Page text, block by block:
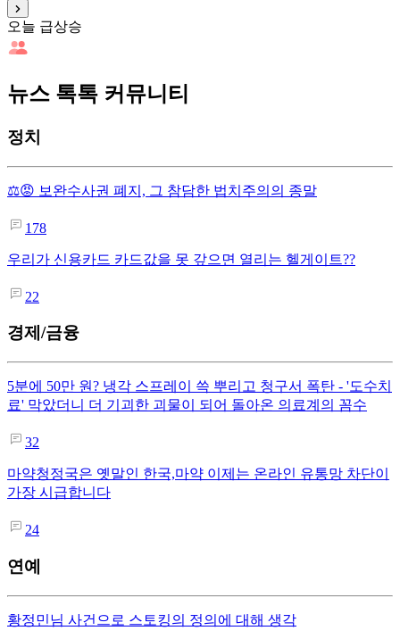
오늘 급상승
뉴스 톡톡 커뮤니티
정치
⚖️😡 보완수사권 폐지, 그 참담한 법치주의의 종말
178
우리가 신용카드 카드값을 못 갚으면 열리는 헬게이트??
22
경제/금융
5분에 50만 원? 냉각 스프레이 쓱 뿌리고 청구서 폭탄 - '도수치
료' 막았더니 더 기괴한 괴물이 되어 돌아온 의료계의 꼼수
32
마약청정국은 옛말인 한국,마약 이제는 온라인 유통망 차단이
가장 시급합니다
24
연예
황정민님 사건으로 스토킹의 정의에 대해 생각